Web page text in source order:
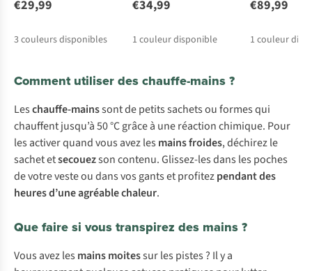
€29,99
3couleurs disponibles
€34,99
1 couleur disponible
€89,99
1 couleur
Comment utiliser des chauffe-mains ?
Leschauffe-mainssont de petits sachets ou formes qui
chauffent jusqu’à 50 °C grâce à une réaction chimique. Pour
les activer quand vous avez les mainsfroides, déchirez le
sachet etsecouezson contenu. Glissez-les dans les poches
de votre veste ou dans vos gants et profitezpendant des
heures d’une agréable chaleur.
Que faire si vous transpirez des mains ?
Vous avez les mains moitessur les pistes ? Il y a